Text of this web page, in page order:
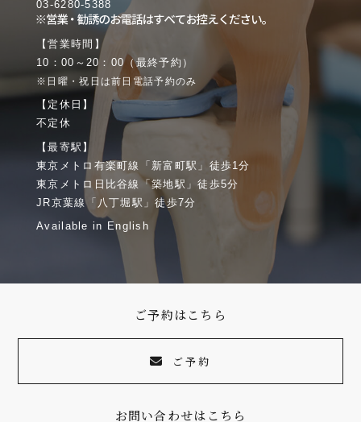
03-6280-5388
【営業時間】
10：00～20：00（最終予約）
※日曜・祝日は前日電話予約のみ
【定休日】
不定休
【最寄駅】
東京メトロ有楽町線「新富町駅」徒歩1分
東京メトロ日比谷線「築地駅」徒歩5分
JR京葉線「八丁堀駅」徒歩7分
Available in English
ご予約はこちら
ご予約
お問い合わせはこちら